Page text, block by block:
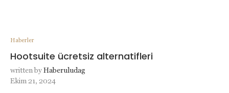
Haberler
Hootsuite ücretsiz alternatifleri
written byHaberuludag
Ekim 21, 2024